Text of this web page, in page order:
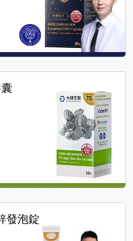
發泡錠